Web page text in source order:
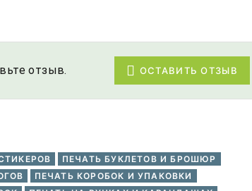
отзыв. ОСТАВИТЬ ОТЗЫВ
ПЕЧАТЬ БУКЛЕТОВ И БРОШЮР
ПЕЧАТЬ КОРОБОК И УПАКОВКИ